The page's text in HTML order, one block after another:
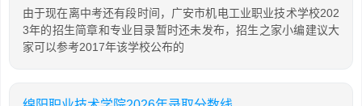
由于现在离中考还有段时间，广安市机电工业职业技术学校202
3年的招生简章和专业目录暂时还未发布，招生之家小编建议大
家可以参考2017年该学校公布的